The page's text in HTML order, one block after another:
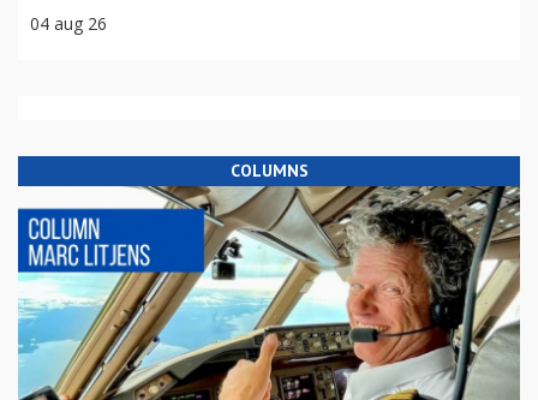
04 aug 26
COLUMNS